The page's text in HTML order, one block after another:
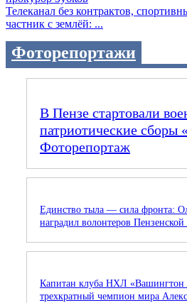
Телеканал без контрактов,
частник с землёй: ...
Фоторепортажи
В Пензе стартовали
патриотические сборы
Фоторепортаж
Единство тыла — сила фронта:
наградил волонтеров Пензенской
Капитан клуба НХЛ «Вашингтон
трехкратный чемпион мира